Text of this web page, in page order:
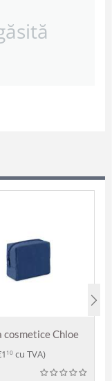
cosmetice Chloe
1 10 cu TVA)